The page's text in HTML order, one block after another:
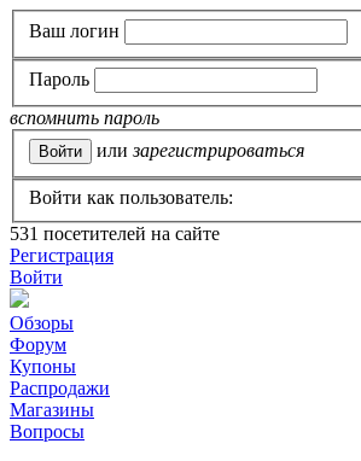
Ваш логин
Пароль
вспомнить пароль
или зарегистрироваться
Войти как пользователь:
531 посетителей на сайте
Регистрация
Войти
Обзоры
Форум
Купоны
Распродажи
Магазины
Вопросы